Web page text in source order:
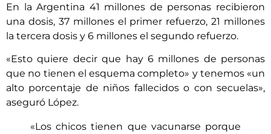
En la Argentina 41 millones de personas recibieron
una dosis, 37 millones el primer refuerzo, 21 millones
la tercera dosis y 6 millones el segundo refuerzo.
«Esto quiere decir que hay 6 millones de personas
que no tienen el esquema completo» y tenemos «un
alto porcentaje de niños fallecidos o con secuelas»,
aseguró López.
«Los chicos tienen que vacunarse porque